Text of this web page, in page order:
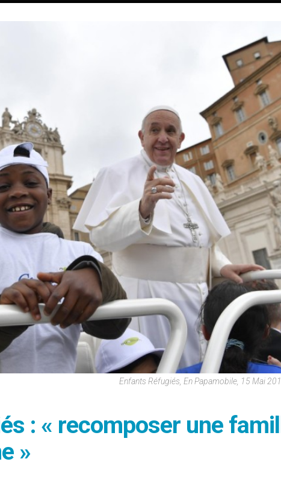
Enfants Réfugiés, En Papamobile, 15 Mai
: « recomposer une
»